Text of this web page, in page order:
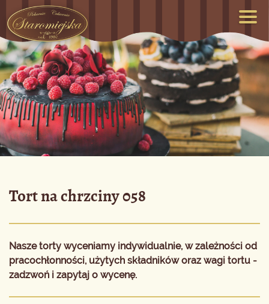
Tort na chrzciny 058
Nasze torty wyceniamy indywidualnie, w zależności od
pracochłonności, użytych składników oraz wagi tortu -
zadzwoń i zapytaj o wycenę.